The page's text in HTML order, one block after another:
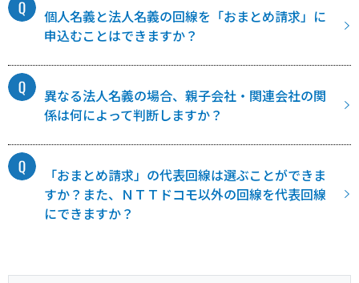
個人名義と法人名義の回線を「おまとめ請求」に
申込むことはできますか？
異なる法人名義の場合、親子会社・関連会社の関
係は何によって判断しますか？
「おまとめ請求」の代表回線は選ぶことができま
すか？また、ＮＴＴドコモ以外の回線を代表回線
にできますか？